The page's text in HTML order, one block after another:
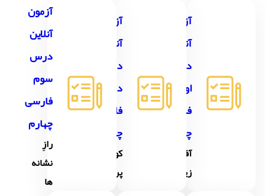
آزمون
آنلاین
درس
اول
فارسی
چهارم
آفريدگار
زيبايي
آزمون
آنلاین
درس
دوم
فارسی
چهارم
كوچِ
پرستوها
آزمون
آنلاین
درس
سوم
فارسی
چهارم
رازِ
نشانه
ها